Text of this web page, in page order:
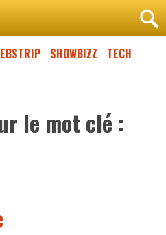
SHOWBIZZ TECH
le mot clé :